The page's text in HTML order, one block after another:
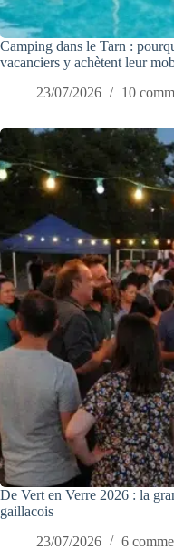
Camping dans le Tarn :
vacanciers y achètent leur
23/07/2026
10
De Vert en Verre 2026 : la
gaillacois
23/07/2026
6